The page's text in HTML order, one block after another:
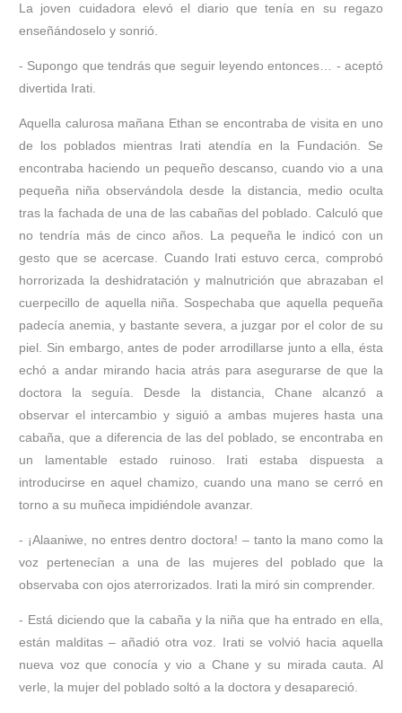
La joven cuidadora elevó el diario que tenía en su regazo
enseñándoselo y sonrió.
- Supongo que tendrás que seguir leyendo entonces… - aceptó
divertida Irati.
Aquella calurosa mañana Ethan se encontraba de visita en uno
de los poblados mientras Irati atendía en la Fundación. Se
encontraba haciendo un pequeño descanso, cuando vio a una
pequeña niña observándola desde la distancia, medio oculta
tras la fachada de una de las cabañas del poblado. Calculó que
no tendría más de cinco años. La pequeña le indicó con un
gesto que se acercase. Cuando Irati estuvo cerca, comprobó
horrorizada la deshidratación y malnutrición que abrazaban el
cuerpecillo de aquella niña. Sospechaba que aquella pequeña
padecía anemia, y bastante severa, a juzgar por el color de su
piel. Sin embargo, antes de poder arrodillarse junto a ella, ésta
echó a andar mirando hacia atrás para asegurarse de que la
doctora la seguía. Desde la distancia, Chane alcanzó a
observar el intercambio y siguió a ambas mujeres hasta una
cabaña, que a diferencia de las del poblado, se encontraba en
un lamentable estado ruinoso. Irati estaba dispuesta a
introducirse en aquel chamizo, cuando una mano se cerró en
torno a su muñeca impidiéndole avanzar.
- ¡Alaaniwe, no entres dentro doctora! – tanto la mano como la
voz pertenecían a una de las mujeres del poblado que la
observaba con ojos aterrorizados. Irati la miró sin comprender.
- Está diciendo que la cabaña y la niña que ha entrado en ella,
están malditas – añadió otra voz. Irati se volvió hacia aquella
nueva voz que conocía y vio a Chane y su mirada cauta. Al
verle, la mujer del poblado soltó a la doctora y desapareció.